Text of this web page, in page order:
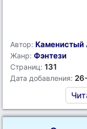
Автор: Каменистый
Жанр: Фэнтези
Страниц: 131
Дата добавления: